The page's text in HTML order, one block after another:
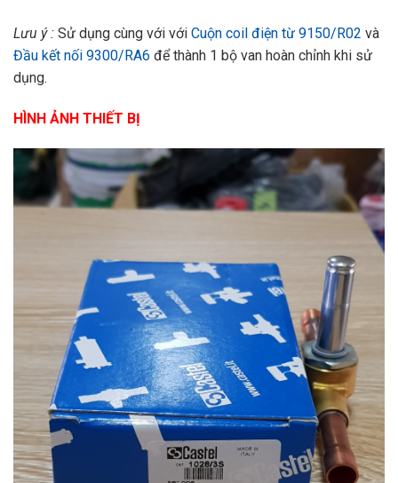
Lưu ý : Sử dụng cùng với với Cuộn coil điện từ 9150/R02 và
Đầu kết nối 9300/RA6 để thành 1 bộ van hoàn chỉnh khi sử
dụng.
HÌNH ẢNH THIẾT BỊ